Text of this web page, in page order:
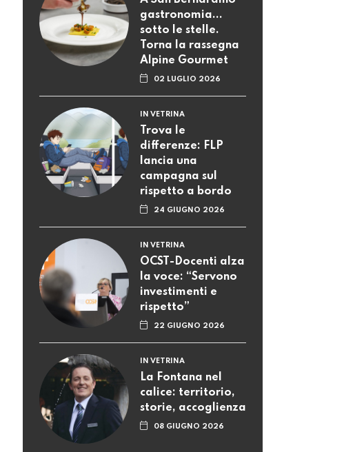
gastronomia...
sotto le stelle.
Torna la rassegna
Alpine Gourmet
02 LUGLIO 2026
IN VETRINA
Trova le
differenze: FLP
lancia una
campagna sul
rispetto a bordo
24 GIUGNO 2026
IN VETRINA
OCST-Docenti alza
la voce: “Servono
investimenti e
rispetto”
22 GIUGNO 2026
IN VETRINA
La Fontana nel
calice: territorio,
storie, accoglienza
08 GIUGNO 2026